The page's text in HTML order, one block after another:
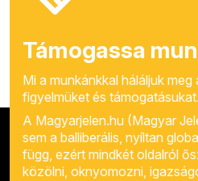
Támogassa
Mi a munkánkkal háláljuk meg
figyelmüket és támogatásukat.
A Magyarjelen.hu (Magyar
sem a balliberális, nyíltan
függ, ezért mindkét oldalról
közölni, oknyomozni,